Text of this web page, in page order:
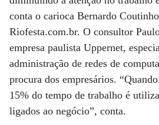
conta o carioca Bernardo
Riofesta.com.br. O consultor
empresa paulista Uppernet,
administração de redes de
procura dos empresários.
15% do tempo de trabalho é
ligados ao negócio”, conta.